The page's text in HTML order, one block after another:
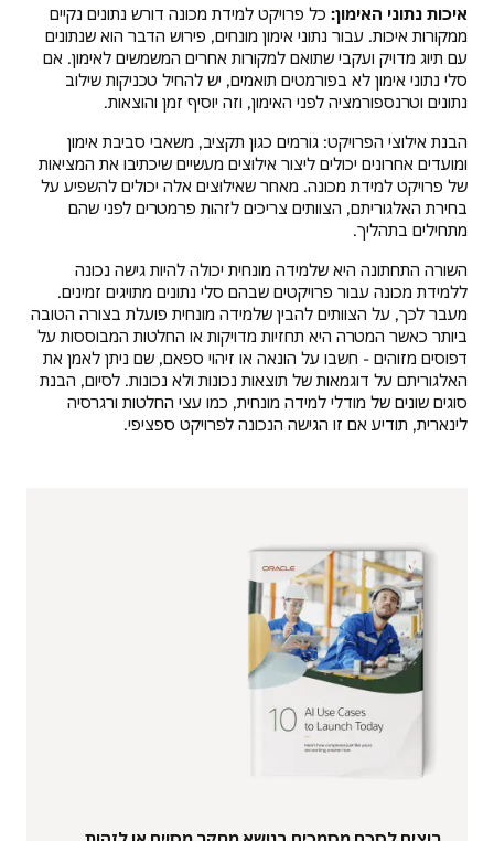
איכות נתוני האימון: כל פרויקט למידת מכונה דורש נתונים נקיים
ממקורות איכות. עבור נתוני אימון מונחים, פירוש הדבר הוא שנתונים
עם תיוג מדויק ועקבי שתואם למקורות אחרים המשמשים לאימון. אם
סלי נתוני אימון לא בפורמטים תואמים, יש להחיל טכניקות שילוב
נתונים וטרנספורמציה לפני האימון, וזה יוסיף זמן והוצאות.
הבנת אילוצי הפרויקט: גורמים כגון תקציב, משאבי סביבת אימון
ומועדים אחרונים יכולים ליצור אילוצים מעשיים שיכתיבו את המציאות
של פרויקט למידת מכונה. מאחר שאילוצים אלה יכולים להשפיע על
בחירת האלגוריתם, הצוותים צריכים לזהות פרמטרים לפני שהם
מתחילים בתהליך.
השורה התחתונה היא שלמידה מונחית יכולה להיות גישה נכונה
ללמידת מכונה עבור פרויקטים שבהם סלי נתונים מתויגים זמינים.
מעבר לכך, על הצוותים להבין שלמידה מונחית פועלת בצורה הטובה
ביותר כאשר המטרה היא תחזיות מדויקות או החלטות המבוססות על
דפוסים מזוהים - חשבו על הונאה או זיהוי ספאם, שם ניתן לאמן את
האלגוריתם על דוגמאות של תוצאות נכונות ולא נכונות. לסיום, הבנת
סוגים שונים של מודלי למידה מונחית, כמו עצי החלטות ורגרסיה
לינארית, תודיע אם זו הגישה הנכונה לפרויקט ספציפי.